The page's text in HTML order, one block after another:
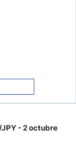
JPY - 2 octubre